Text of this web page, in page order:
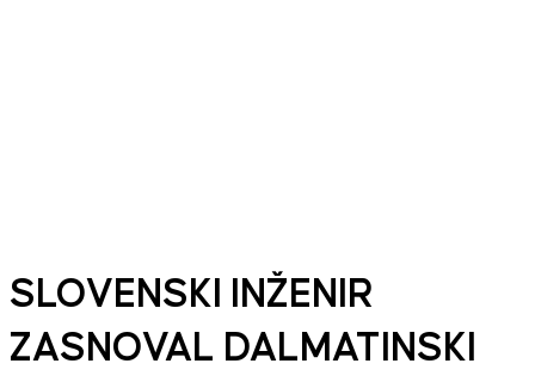
SLOVENSKI INŽENIR
ZASNOVAL DALMATINSKI